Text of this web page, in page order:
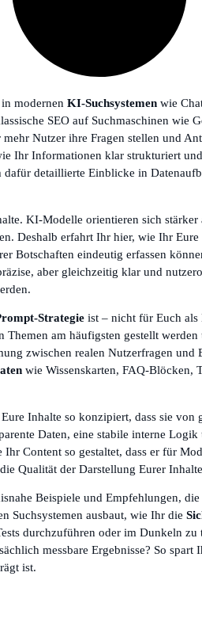
modernen KI-Suchsystemen wie
SEO auf Suchmaschinen
Nutzer ihre Fragen stellen und
Ihr Informationen klar strukturiert
dafür detaillierte Einblicke in
KI-Modelle orientieren sich
Deshalb erfahrt Ihr hier, wie Ihr
Botschaften eindeutig erfassen
aber gleichzeitig klar und
Strategie ist – nicht für Euch als
am häufigsten gestellt
zwischen realen Nutzerfragen
wie Wissenskarten, FAQ-Blöcken,
Inhalte so konzipiert, dass sie von
Daten, eine stabile interne
Content so gestaltet, dass er für
Qualität der Darstellung Eurer
Beispiele und Empfehlungen,
Suchsystemen ausbaut, wie Ihr die
durchzuführen oder im Dunkeln
messbare Ergebnisse? So
ist.